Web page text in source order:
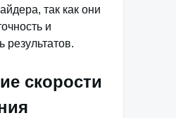
так как они
и
результатов.
скорости